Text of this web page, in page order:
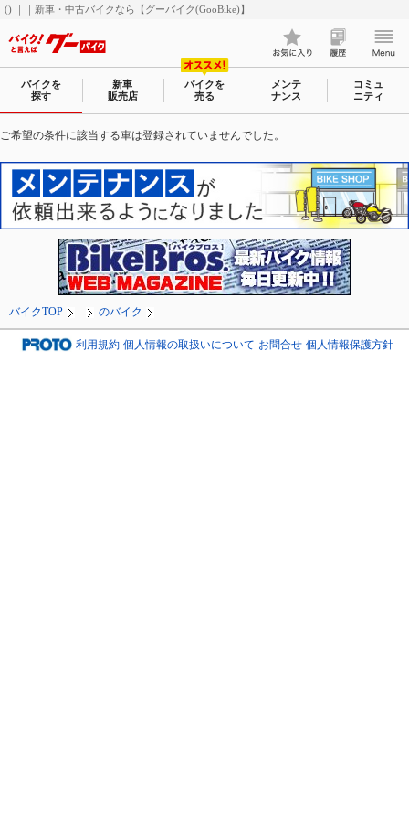
() ｜｜新車・中古バイクなら【グーバイク(GooBike)】
バイクを
探す
新車
販売店
バイクを
売る
メンテ
ナンス
コミュ
ニティ
ご希望の条件に該当する車は登録されていませんでした。
バイクTOP のバイク
利用規約 個人情報の取扱いについて お問合せ 個人情報保護方針